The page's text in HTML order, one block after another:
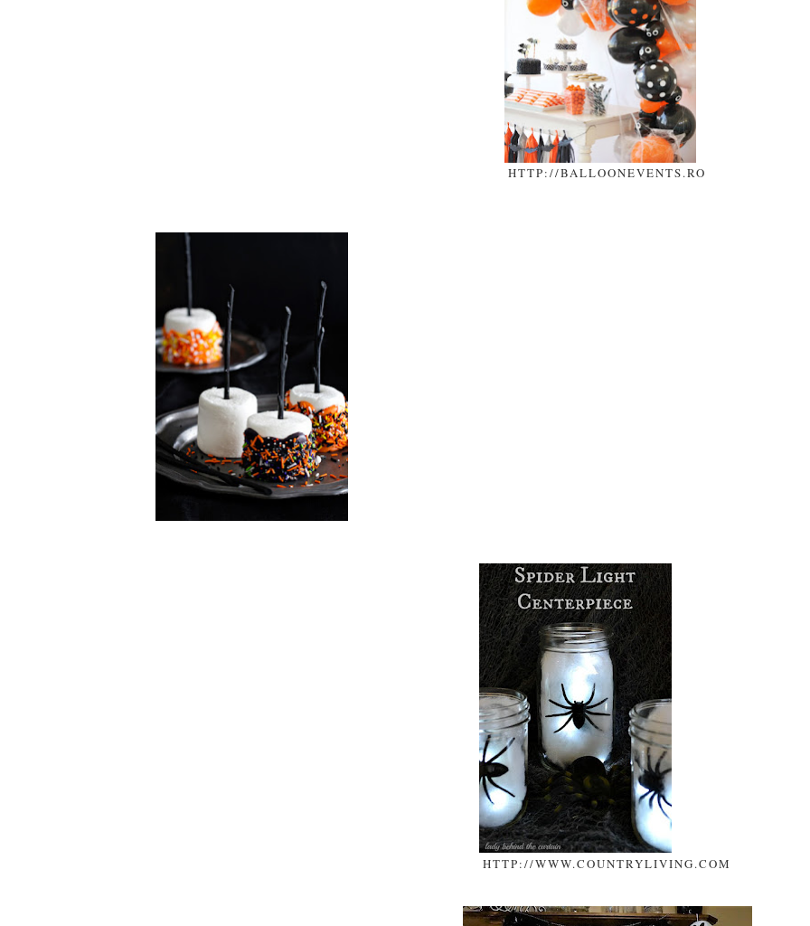
HTTP://BALLOONEVENTS.RO
HTTP://WWW.COUNTRYLIVING.COM